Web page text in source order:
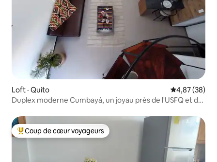
Loft · Quito Note
4,87 (38)
Duplex moderne Cumbayá, un joyau près de l'USFQ et du
Coup de cœur voyageurs parmi les plus aimés
Coup de cœur voyageurs